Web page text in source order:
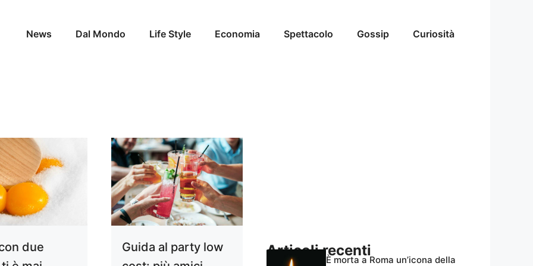
News Dal Mondo Life Style Economia Spettacolo Gossip Curiosità
due
Guida al party low
Articoli recenti
È morta a Roma un’icona della